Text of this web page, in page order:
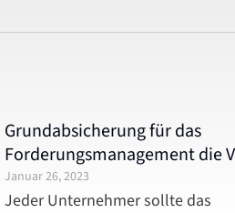
Grundabsicherung für das
Forderungsmanagement die
Januar 26, 2023
Jeder Unternehmer sollte das